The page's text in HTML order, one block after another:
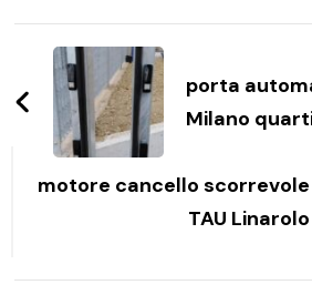
Navigazione
articoli
porta
Milano
motore cancello scorrevole
TAU Linarolo